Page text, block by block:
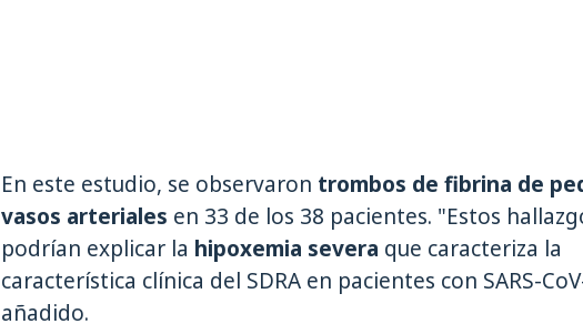
En este estudio, se observaron trombos de fibrina de
vasos arteriales en 33 de los 38 pacientes. "Estos
podrían explicar la hipoxemia severa que caracteriza la
característica clínica del SDRA en pacientes con SARS-
añadido.